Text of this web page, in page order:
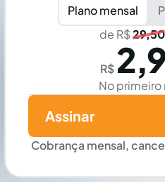
Plano mensal
de R$29,50
R$
No primeiro
Cobrança mensal,
Assinar